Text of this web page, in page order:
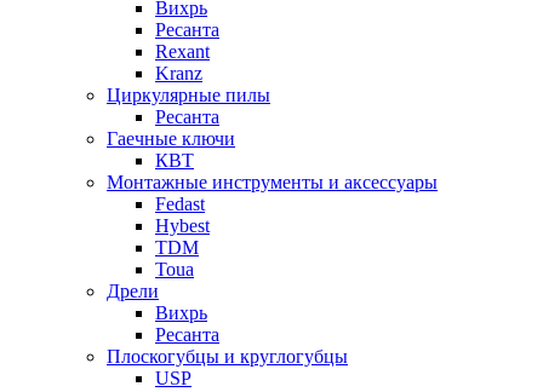
Вихрь
Ресанта
Rexant
Kranz
Циркулярные пилы
Ресанта
Гаечные ключи
КВТ
Монтажные инструменты и аксессуары
Fedast
Hybest
TDM
Toua
Дрели
Вихрь
Ресанта
Плоскогубцы и круглогубцы
USP